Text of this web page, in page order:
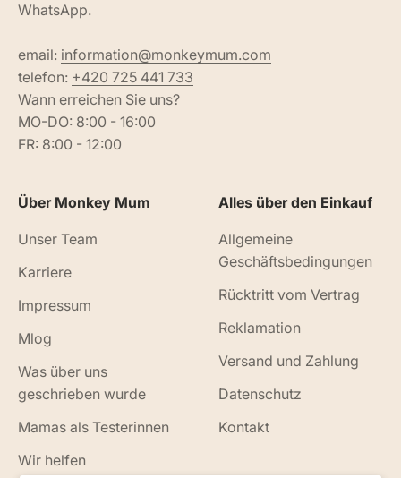
WhatsApp.
email: information@monkeymum.com
telefon: +420 725 441 733
Wann erreichen Sie uns?
MO-DO: 8:00 - 16:00
FR: 8:00 - 12:00
Über Monkey Mum
Unser Team
Karriere
Impressum
Mlog
Was über uns
geschrieben wurde
Mamas als Testerinnen
Wir helfen
Alles über den Einkauf
Allgemeine
Geschäftsbedingungen
Rücktritt vom Vertrag
Reklamation
Versand und Zahlung
Datenschutz
Kontakt